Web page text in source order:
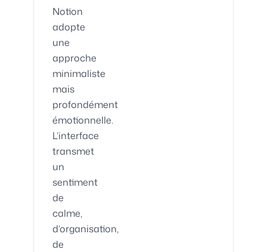
Notion
adopte
une
approche
minimaliste
mais
profondément
émotionnelle.
L’interface
transmet
un
sentiment
de
calme,
d’organisation,
de